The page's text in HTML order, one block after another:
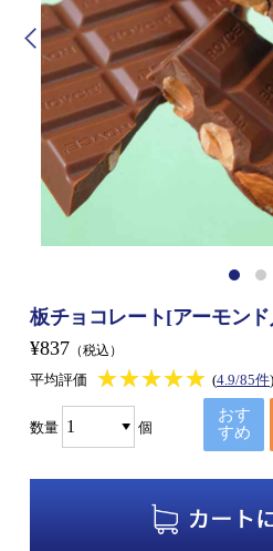
板チョコレート[アーモン
¥837 （税込）
平均評価 ★★★★★
★★★★★ (4.9/85件)
数量 個
おす
すめ